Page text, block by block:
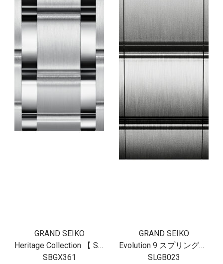
GRAND SEIKO
Heritage Collection 【 SBGX361 】
SBGX361
GRAND SEIKO
Evolution 9 スプリングドライブU.F.A. Ushio 300 Diver SLGB023
SLGB023